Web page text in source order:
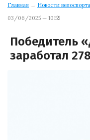
Главная → Новости велоспорта
03/06/2025 — 10:55
Победитель
заработал